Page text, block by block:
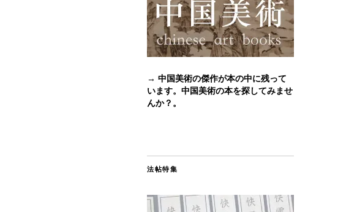
→ 中国美術の傑作が本の中に残って
います。中国美術の本を探してみませ
んか？。
法帖特集